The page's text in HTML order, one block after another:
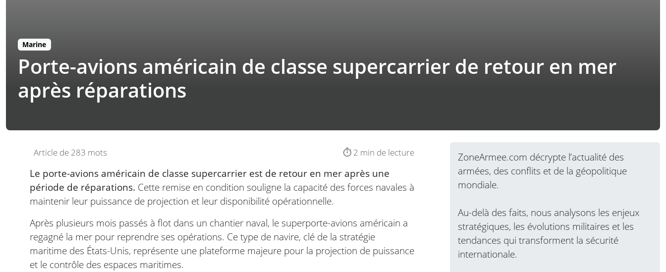
Marine
Porte-avions américain de classe supercarrier de retour en mer
après réparations
Article de 283 mots ⏱️ 2 min de lecture
Le porte-avions américain de classe supercarrier est de retour en mer après une
période de réparations. Cette remise en condition souligne la capacité des forces navales à
maintenir leur puissance de projection et leur disponibilité opérationnelle.
Après plusieurs mois passés à flot dans un chantier naval, le superporte-avions américain a
regagné la mer pour reprendre ses opérations. Ce type de navire, clé de la stratégie
maritime des États-Unis, représente une plateforme majeure pour la projection de puissance
et le contrôle des espaces maritimes.
ZoneArmee.com décrypte l’actualité des
armées, des conflits et de la géopolitique
mondiale.
Au-delà des faits, nous analysons les enjeux
stratégiques, les évolutions militaires et les
tendances qui transforment la sécurité
internationale.